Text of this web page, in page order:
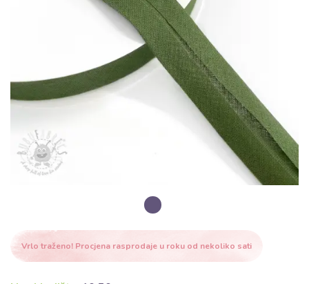
Vrlo traženo! Procjena rasprodaje u roku od nekoliko sati